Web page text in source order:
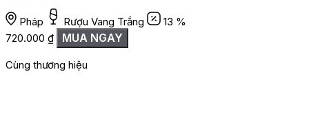
Pháp Rượu Vang Trắng
13 %
720.000 ₫ MUA NGAY
Cùng thương hiệu